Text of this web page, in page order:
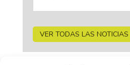
VER TODAS LAS NOTICIAS